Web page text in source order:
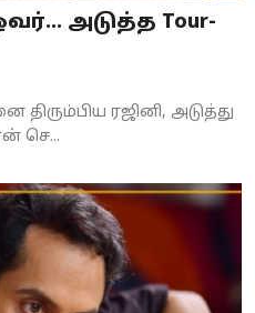
அடுத்த Tour-
திரும்பிய ரஜினி, அடுத்து
செ...